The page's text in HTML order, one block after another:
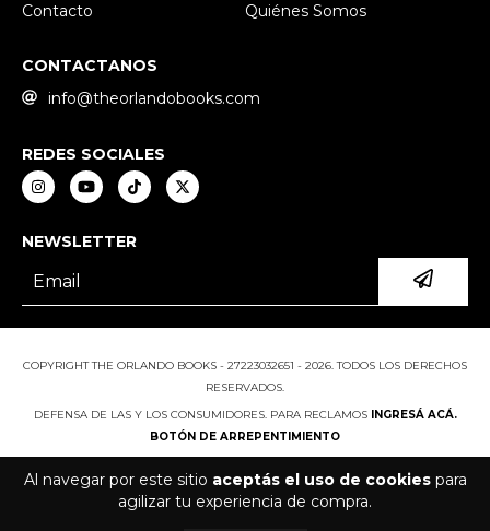
Al navegar por este sitio aceptás el uso de cookiespara
agilizar tu experiencia de compra.
Contacto Quiénes Somos
CONTACTANOS
info@theorlandobooks.com
REDES SOCIALES
NEWSLETTER
COPYRIGHT THE ORLANDO BOOKS - 27223032651 - 2026. TODOS LOS DERECHOS
RESERVADOS.
DEFENSA DE LAS Y LOS CONSUMIDORES. PARA RECLAMOS
INGRESÁ ACÁ.
BOTÓN DE ARREPENTIMIENTO